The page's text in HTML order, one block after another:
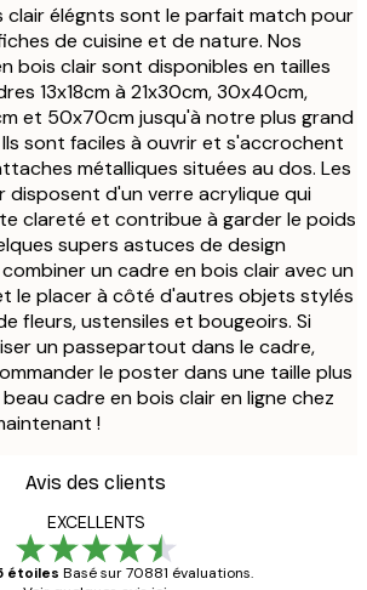
clair élégnts sont le parfait match pour
de cuisine et de nature. Nos
bois clair sont disponibles en tailles
13x18cm à 21x30cm, 30x40cm,
et 50x70cm jusqu'à notre plus grand
sont faciles à ouvrir et s'accrochent
métalliques situées au dos. Les
disposent d'un verre acrylique qui
clareté et contribue à garder le poids
supers astuces de design
un cadre en bois clair avec un
le placer à côté d'autres objets stylés
fleurs, ustensiles et bougeoirs. Si
un passepartout dans le cadre,
le poster dans une taille plus
cadre en bois clair en ligne chez
!
Avis des clients
EXCELLENTS
étoiles Basé sur 70881 évaluations.